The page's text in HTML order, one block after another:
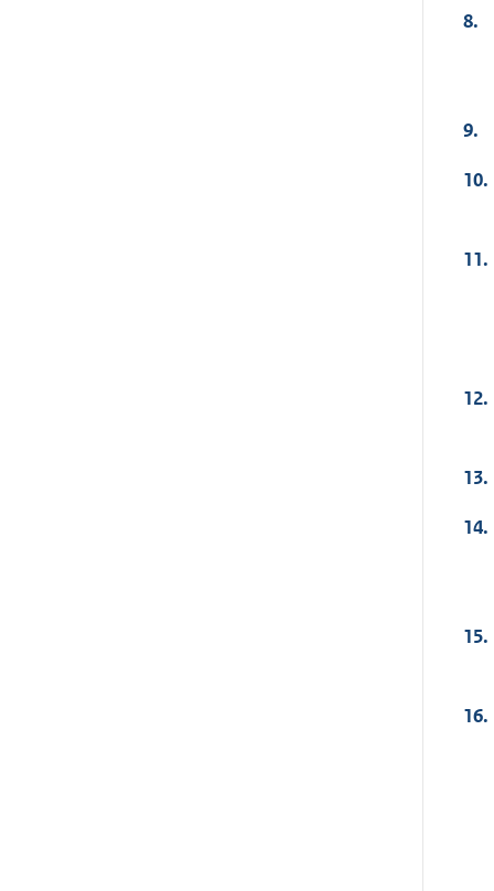
8.
9.
10.
11.
12.
13.
14.
15.
16.